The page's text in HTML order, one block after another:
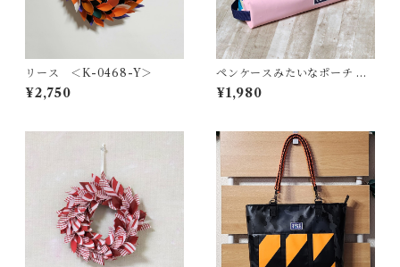
リース ＜K-0468-Y＞
¥2,750
ペンケースみたいなポーチ ＜
K-0661＞
¥1,980